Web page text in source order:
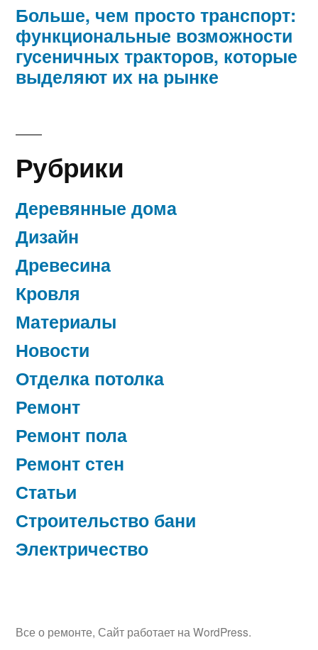
Больше, чем просто транспорт:
функциональные возможности
гусеничных тракторов, которые
выделяют их на рынке
Рубрики
Деревянные дома
Дизайн
Древесина
Кровля
Материалы
Новости
Отделка потолка
Ремонт
Ремонт пола
Ремонт стен
Статьи
Строительство бани
Электричество
Все о ремонте, Сайт работает на WordPress.